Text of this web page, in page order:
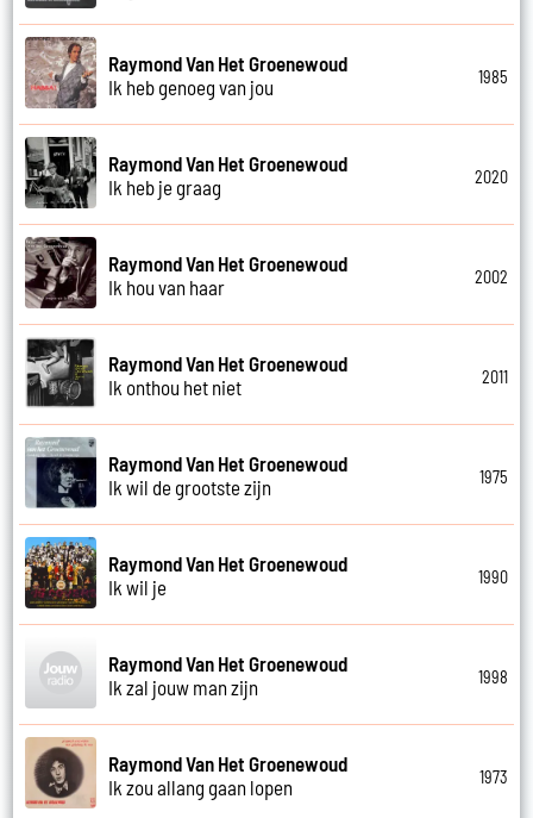
Raymond Van Het Groenewoud
Ik heb genoeg van jou
1985
Raymond Van Het Groenewoud
Ik heb je graag
2020
Raymond Van Het Groenewoud
Ik hou van haar
2002
Raymond Van Het Groenewoud
Ik onthou het niet
2011
Raymond Van Het Groenewoud
Ik wil de grootste zijn
1975
Raymond Van Het Groenewoud
Ik wil je
1990
Raymond Van Het Groenewoud
Ik zal jouw man zijn
1998
Raymond Van Het Groenewoud
Ik zou allang gaan lopen
1973